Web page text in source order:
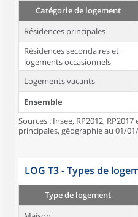
Catégorie de logement
Résidences principales
Résidences secondaires et
logements occasionnels
Logements vacants
Ensemble
Sources : Insee, RP2012,
principales, géographie au 01/
LOG T3 - Types de
Type de logement